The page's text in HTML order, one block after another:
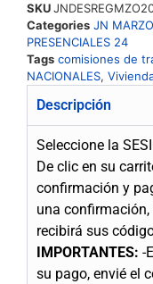
SKU
Categories JN MARZO
PRESENCIALES 24
Tags comisiones de
NACIONALES,
Descripción
Seleccione la
De clic en su
confirmación y
una
recibirá sus
IMPORTANTES: -
su pago, envié el